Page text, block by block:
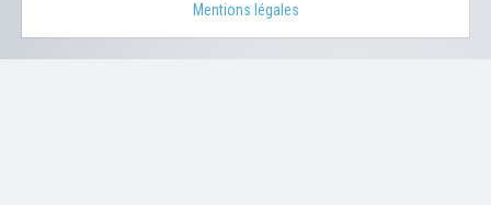
Mentions légales